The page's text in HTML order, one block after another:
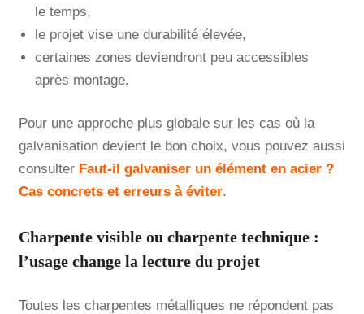
le temps,
le projet vise une durabilité élevée,
certaines zones deviendront peu accessibles
après montage.
Pour une approche plus globale sur les cas où la
galvanisation devient le bon choix, vous pouvez aussi
consulter Faut-il galvaniser un élément en acier ?
Cas concrets et erreurs à éviter.
Charpente visible ou charpente technique :
l’usage change la lecture du projet
Toutes les charpentes métalliques ne répondent pas